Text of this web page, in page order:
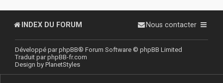
INDEX DU FORUM Nous contacter
Développé parphpBB® Forum Software © phpBB Limited
Traduit parphpBB-fr.com
Design by PlanetStyles